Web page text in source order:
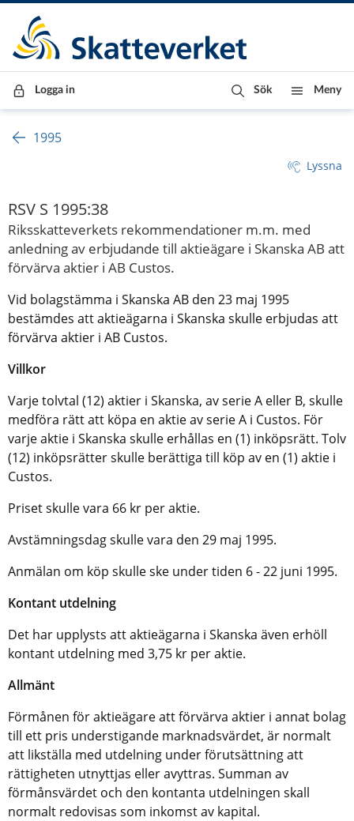
Till innehåll
Till navigationen
Till chattrobot
Logga in Sök Meny
1995
Lyssna
RSV S 1995:38
Riksskatteverkets rekommendationer m.m. med
anledning av erbjudande till aktieägare i Skanska AB att
förvärva aktier i AB Custos.
Vid bolagstämma i Skanska AB den 23 maj 1995
bestämdes att aktieägarna i Skanska skulle erbjudas att
förvärva aktier i AB Custos.
Villkor
Varje tolvtal (12) aktier i Skanska, av serie A eller B, skulle
medföra rätt att köpa en aktie av serie A i Custos. För
varje aktie i Skanska skulle erhållas en (1) inköpsrätt. Tolv
(12) inköpsrätter skulle berättiga till köp av en (1) aktie i
Custos.
Priset skulle vara 66 kr per aktie.
Avstämningsdag skulle vara den 29 maj 1995.
Anmälan om köp skulle ske under tiden 6 - 22 juni 1995.
Kontant utdelning
Det har upplysts att aktieägarna i Skanska även erhöll
kontant utdelning med 3,75 kr per aktie.
Allmänt
Förmånen för aktieägare att förvärva aktier i annat bolag
till ett pris understigande marknadsvärdet, är normalt
att likställa med utdelning under förutsättning att
rättigheten utnyttjas eller avyttras. Summan av
förmånsvärdet och den kontanta utdelningen skall
normalt redovisas som inkomst av kapital.